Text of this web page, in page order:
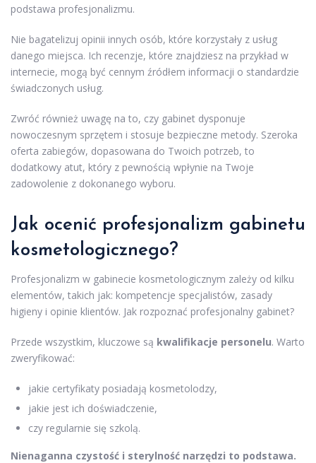
podstawa profesjonalizmu.
Nie bagatelizuj opinii innych osób, które korzystały z usług
danego miejsca. Ich recenzje, które znajdziesz na przykład w
internecie, mogą być cennym źródłem informacji o standardzie
świadczonych usług.
Zwróć również uwagę na to, czy gabinet dysponuje
nowoczesnym sprzętem i stosuje bezpieczne metody. Szeroka
oferta zabiegów, dopasowana do Twoich potrzeb, to
dodatkowy atut, który z pewnością wpłynie na Twoje
zadowolenie z dokonanego wyboru.
Jak ocenić profesjonalizm gabinetu
kosmetologicznego?
Profesjonalizm w gabinecie kosmetologicznym zależy od kilku
elementów, takich jak: kompetencje specjalistów, zasady
higieny i opinie klientów. Jak rozpoznać profesjonalny gabinet?
Przede wszystkim, kluczowe są kwalifikacje personelu. Warto
zweryfikować:
jakie certyfikaty posiadają kosmetolodzy,
jakie jest ich doświadczenie,
czy regularnie się szkolą.
Nienaganna czystość i sterylność narzędzi to podstawa.